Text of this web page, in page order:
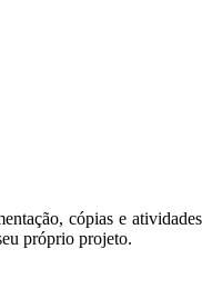
cópias e atividades
próprio projeto.